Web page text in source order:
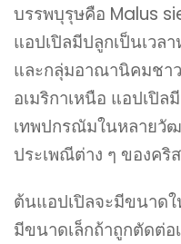
บรรพบุรุษคือ Malus
แอปเปิลมีปลูกเป็นเวล
และกลุ่มอาณานิคมชา
อเมริกาเหนือ แอปเปิ
เทพปกรณัมในหลายวั
ประเพณีต่าง ๆ ของค
ต้นแอปเปิลจะมีขนาด
มีขนาดเล็กถ้าถูกตัดต่อ